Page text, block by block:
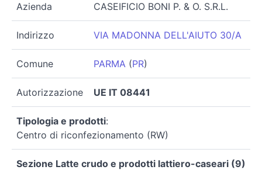
Azienda CASEIFICIO BONI P. & O. S.R.L.
Indirizzo VIA MADONNA DELL'AIUTO 30/A
Comune PARMA (PR)
Autorizzazione UE IT 08441
Tipologia e prodotti:
Centro di riconfezionamento (RW)
Sezione Latte crudo e prodotti lattiero-caseari (9)